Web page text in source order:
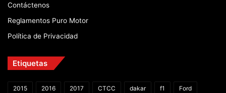
Contáctenos
Reglamentos Puro Motor
Política de Privacidad
Etiquetas
2015 2016 2017 CTCC dakar f1 Ford